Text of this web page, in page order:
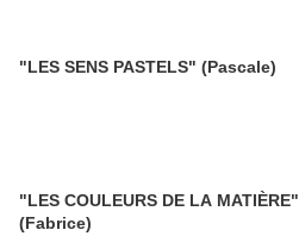
"LES SENS PASTELS" (Pascale)
"LES COULEURS DE LA MATIÈRE"
(Fabrice)